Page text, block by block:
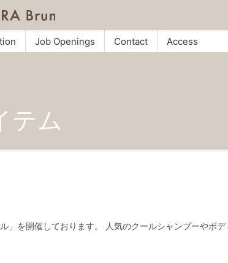
Job Openings Contact Access
テム
」を開催しております。 人気のクールシャンプーやボ